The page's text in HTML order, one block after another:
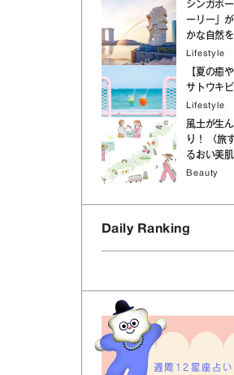
シンガポ
ーリー」
かな自然
Lifestyle
【夏の癒
サトウキ
Lifestyle
風土が生
り！ 〈旅
るおい美
Beauty
Daily Ranking
週間12星座占い